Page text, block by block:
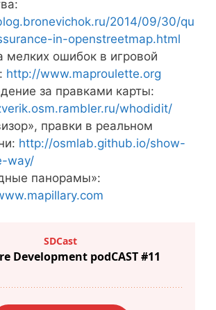
2014/09/30/qu
in-openstreetmap.html
мелких ошибок в игровой
http://www.maproulette.org
за правками карты:
whodidit/
правки в реальном
http://osmlab.github.io/show-
way/
панорамы»: